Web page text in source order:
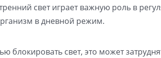
свет играет важную роль в
в дневной режим.
блокировать свет, это может